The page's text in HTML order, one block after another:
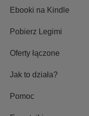
Ebooki na Kindle
Pobierz Legimi
Oferty łączone
Jak to działa?
Pomoc